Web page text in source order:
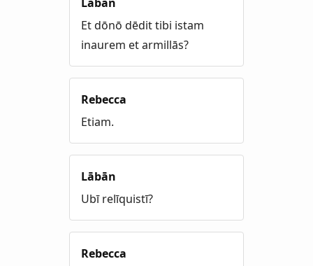
Et dōnō dēdit tibi istam
inaurem et armillās?
Rebecca
Etiam.
Lābān
Ubī relīquistī?
Rebecca